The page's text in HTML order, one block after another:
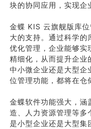
块的协同应用，实现企
金蝶 KIS 云旗舰版库
大的支持。通过科学的
优化管理，企业能够实
精细化，从而提升企业
中小微企业还是大型
位管理功能，都将在仓
金蝶软件功能强大，涵
造、人力资源管理等多
是小型企业还是大型集